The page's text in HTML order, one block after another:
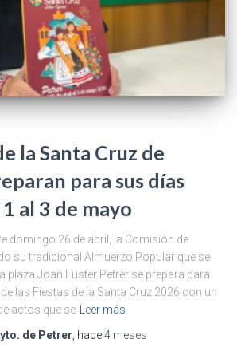
la Santa Cruz de
para sus días
al 3 de mayo
domingo 26 de abril, la Comisión de
su tradicional Almuerzo Popular que se
plaza Joan Fuster Petrer se prepara para
las Fiestas de la Santa Cruz 2026 con un
actos que se Leer más
de Petrer , hace4 meses